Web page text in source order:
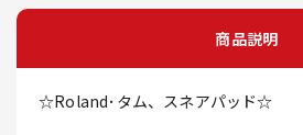
商品説明
☆Roland･タム、スネアパッド☆